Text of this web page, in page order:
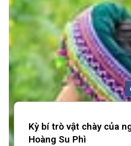
Kỳ bí trò vật chày của
Hoàng Su Phì